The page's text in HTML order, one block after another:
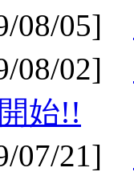
08/05]
08/02]
始!!
07/21]